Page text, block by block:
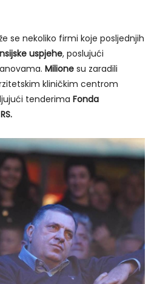
se nekoliko firmi koje posljednjih
uspjehe, poslujući
Milione su zaradili
kliničkim centrom
tenderima Fonda